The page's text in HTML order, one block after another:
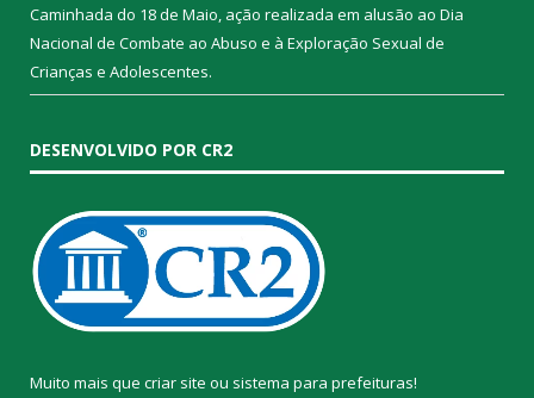
Caminhada do 18 de Maio, ação realizada em alusão ao Dia
Nacional de Combate ao Abuso e à Exploração Sexual de
Crianças e Adolescentes.
DESENVOLVIDO POR CR2
Muito mais que criar site ou sistema para prefeituras!